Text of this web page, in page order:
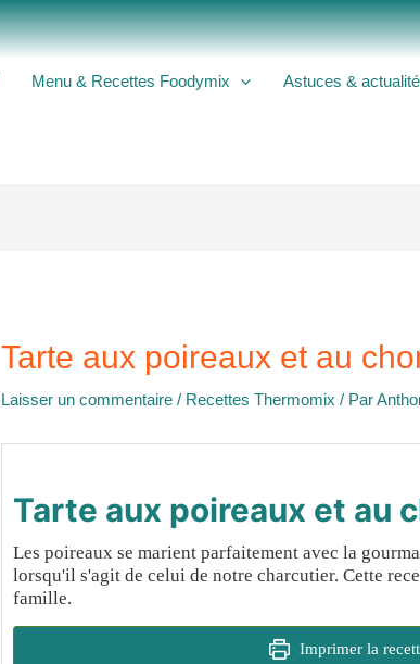
Menu & Recettes Foodymix Astuces &
Tarte aux poireaux et au
Laisser un commentaire / Recettes Thermomix / Par
Tarte aux poireaux et au
Les poireaux se marient parfaitement avec la
lorsqu'il s'agit de celui de notre charcutier. Cette
famille.
Imprimer la